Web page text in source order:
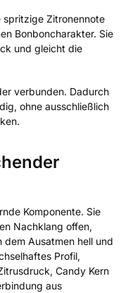
spritzige Zitronennote
Bonboncharakter. Sie
und gleicht die
verbunden. Dadurch
ohne ausschließlich
Komponente. Sie
Nachklang offen,
dem Ausatmen hell und
Profil,
Candy Kern
aus